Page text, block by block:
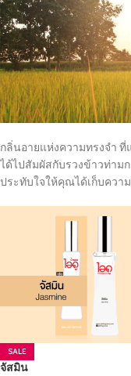
กลิ่นอายแห่งความทรงจำ
ได้ไปสัมผัสกับรวงข้าวท่าม
ประทับใจให้คุณได้เก็บควา
SALE
จัสมิน